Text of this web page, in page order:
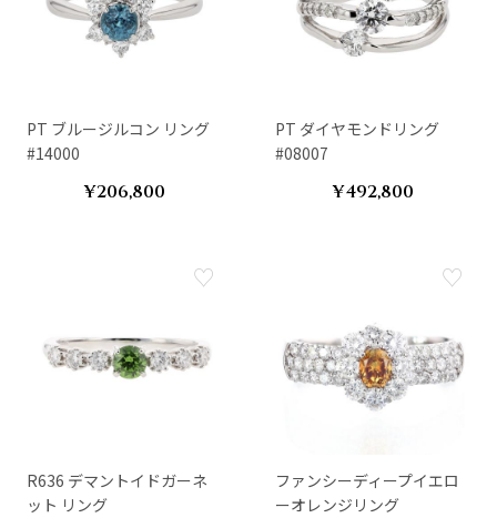
PT ブルージルコン リング
#14000
¥206,800
PT ダイヤモンドリング
#08007
¥492,800
R636 デマントイドガーネ
ット リング
ファンシーディープイエロ
ーオレンジリング